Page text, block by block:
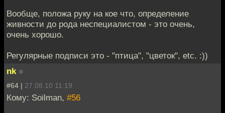
Вообще, положа руку на кое что, определение
живности до рода неспециалистом - это очень,
очень хорошо.
Регулярные подписи это - "птица", "цветок", etc. :))
nk »
#64 | 27.08.10 11:19
Кому: Soilman, #56